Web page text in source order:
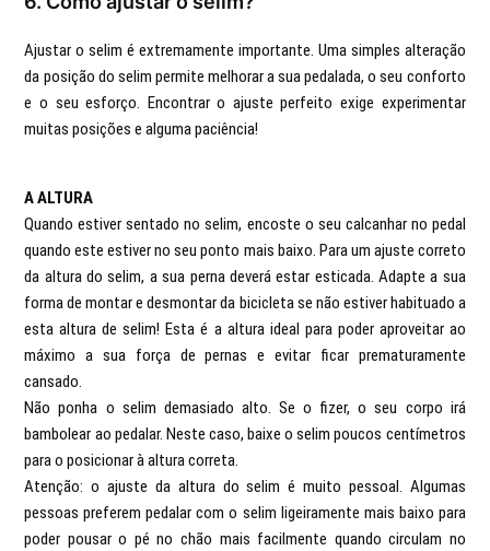
Ajustar o selim é extremamente importante. Uma simples alteração
da posição do selim permite melhorar a sua pedalada, o seu conforto
e o seu esforço. Encontrar o ajuste perfeito exige experimentar
muitas posições e alguma paciência!
A ALTURA
Quando estiver sentado no selim, encoste o seu calcanhar no pedal
quando este estiver no seu ponto mais baixo. Para um ajuste correto
da altura do selim, a sua perna deverá estar esticada. Adapte a sua
forma de montar e desmontar da bicicleta se não estiver habituado a
esta altura de selim! Esta é a altura ideal para poder aproveitar ao
máximo a sua força de pernas e evitar ficar prematuramente
cansado.
Não ponha o selim demasiado alto. Se o fizer, o seu corpo irá
bambolear ao pedalar. Neste caso, baixe o selim poucos centímetros
para o posicionar à altura correta.
Atenção: o ajuste da altura do selim é muito pessoal. Algumas
pessoas preferem pedalar com o selim ligeiramente mais baixo para
poder pousar o pé no chão mais facilmente quando circulam no